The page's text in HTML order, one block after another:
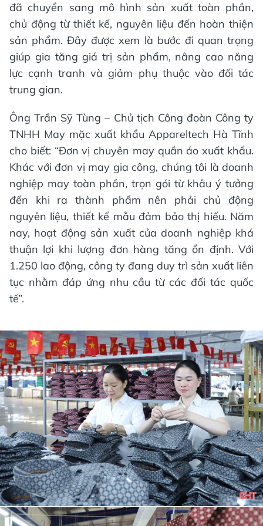
đã chuyển sang mô hình sản xuất toàn phần,
chủ động từ thiết kế, nguyên liệu đến hoàn thiện
sản phẩm. Đây được xem là bước đi quan trọng
giúp gia tăng giá trị sản phẩm, nâng cao năng
lực cạnh tranh và giảm phụ thuộc vào đối tác
trung gian.
Ông Trần Sỹ Tùng – Chủ tịch Công đoàn Công ty
TNHH May mặc xuất khẩu Appareltech Hà Tĩnh
cho biết: “Đơn vị chuyên may quần áo xuất khẩu.
Khác với đơn vị may gia công, chúng tôi là doanh
nghiệp may toàn phần, trọn gói từ khâu ý tưởng
đến khi ra thành phẩm nên phải chủ động
nguyên liệu, thiết kế mẫu đảm bảo thị hiếu. Năm
nay, hoạt động sản xuất của doanh nghiệp khá
thuận lợi khi lượng đơn hàng tăng ổn định. Với
1.250 lao động, công ty đang duy trì sản xuất liên
tục nhằm đáp ứng nhu cầu từ các đối tác quốc
tế”.